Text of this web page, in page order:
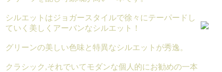
シルエットはジョガースタイルで徐々にテーパードし
ていく美しくアーバンなシルエット！
グリーンの美しい色味と特異なシルエットが秀逸。
クラシック,それでいてモダンな個人的にお勧めの一本